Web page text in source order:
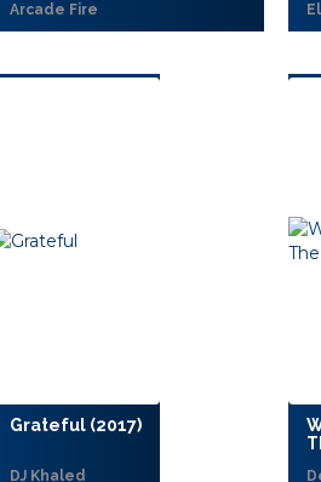
Arcade Fire
Grateful (2017)
DJ Khaled